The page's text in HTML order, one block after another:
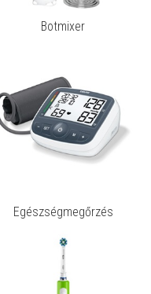
Botmixer
Egészségmegőrzés